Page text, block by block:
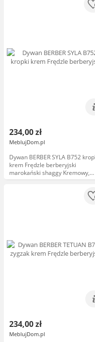
234,00 zł
MeblujDom.pl
Dywan BERBER SYLA B752
krem Frędzle berberyjski
marokański shaggy Kremowy,
70x250
234,00 zł
MeblujDom.pl